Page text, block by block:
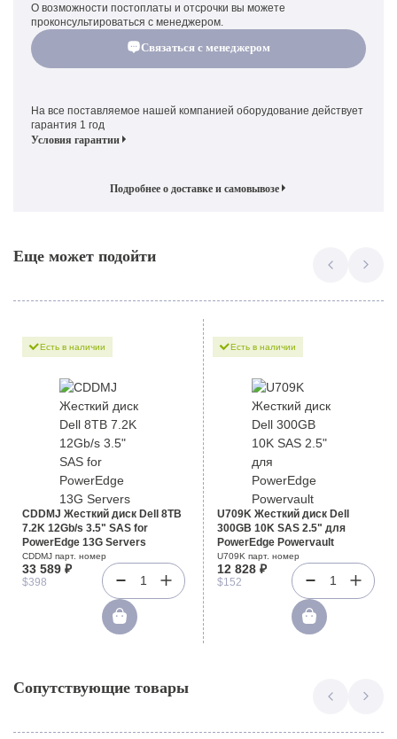
О возможности постоплаты и отсрочки вы можете
проконсультироваться с менеджером.
Связаться с менеджером
На все поставляемое нашей компанией оборудование действует
гарантия 1 год
Условия гарантии
Подробнее о доставке и самовывозе
Еще может подойти
Есть в наличии
CDDMJ Жесткий диск Dell 8TB
7.2K 12Gb/s 3.5" SAS for
PowerEdge 13G Servers
CDDMJ парт. номер
33 589 ₽
$398 1
Есть в наличии
U709K Жесткий диск Dell
300GB 10K SAS 2.5" для
PowerEdge Powervault
U709K парт. номер
12 828 ₽
$152 1
Сопутствующие товары